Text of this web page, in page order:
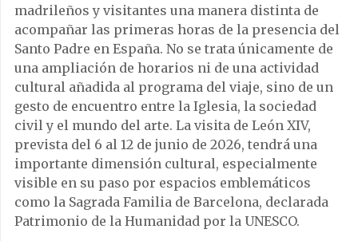
madrileños y visitantes una manera distinta de
acompañar las primeras horas de la presencia del
Santo Padre en España. No se trata únicamente de
una ampliación de horarios ni de una actividad
cultural añadida al programa del viaje, sino de un
gesto de encuentro entre la Iglesia, la sociedad
civil y el mundo del arte. La visita de León XIV,
prevista del 6 al 12 de junio de 2026, tendrá una
importante dimensión cultural, especialmente
visible en su paso por espacios emblemáticos
como la Sagrada Familia de Barcelona, declarada
Patrimonio de la Humanidad por la UNESCO.